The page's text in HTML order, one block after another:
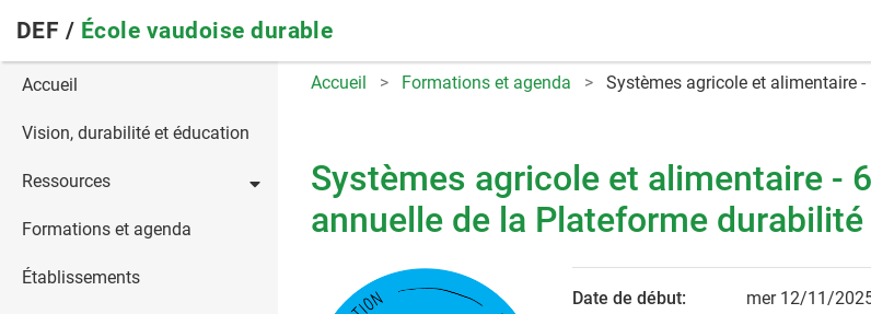
main
navigation
DEF / École vaudoise durable
Main
navigation
Accueil
Vision, durabilité et éducation
Ressources
Formations et agenda
Établissements
Accueil Formations et agenda Systèmes agricole et alimentaire
Systèmes agricole et alimentaire -
annuelle de la Plateforme durabilité
Date de début: mer 12/11/